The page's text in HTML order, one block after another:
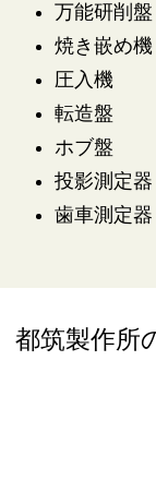
万能研削盤
焼き嵌め機
圧入機
転造盤
ホブ盤
投影測定器
歯車測定器
都筑製作所